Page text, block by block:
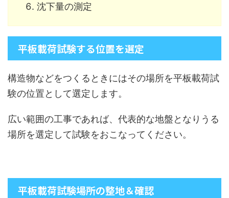
沈下量の測定
平板載荷試験する位置を選定
構造物などをつくるときにはその場所を平板載荷試
験の位置として選定します。
広い範囲の工事であれば、代表的な地盤となりうる
場所を選定して試験をおこなってください。
平板載荷試験場所の整地＆確認